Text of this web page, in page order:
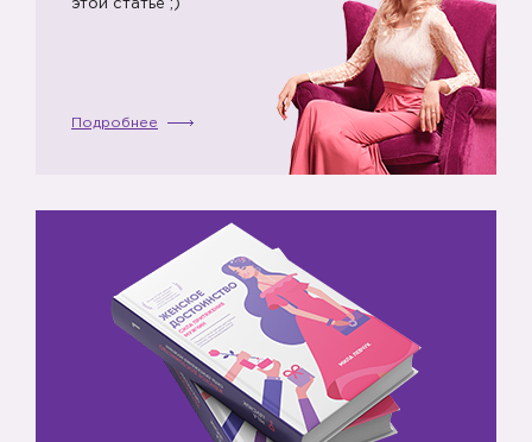
этой статье ;)
Подробнее